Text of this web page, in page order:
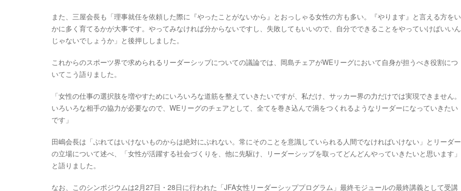
また、三屋会長も「理事就任を依頼した際に『やったことがないから』とおっしゃる女性の方も多い。『やります』と言える方をい
かに多く育てるかが大事です。やってみなければ分からないですし、失敗してもいいので、自分でできることをやっていけばいいん
じゃないでしょうか」と後押ししました。
これからのスポーツ界で求められるリーダーシップについての議論では、岡島チェアがWEリーグにおいて自身が担うべき役割につ
いてこう語りました。
「女性の仕事の選択肢を増やすためにいろいろな道筋を整えていきたいですが、私だけ、サッカー界の力だけでは実現できません。
いろいろな相手の協力が必要なので、WEリーグのチェアとして、全てを巻き込んで渦をつくれるようなリーダーになっていきたい
です」
田嶋会長は「ぶれてはいけないものからは絶対にぶれない。常にそのことを意識していられる人間でなければいけない」とリーダー
の立場について述べ、「女性が活躍する社会づくりを、他に先駆け、リーダーシップを取ってどんどんやっていきたいと思います」
と語りました。
なお、このシンポジウムは2月27日・28日に行われた「JFA女性リーダーシッププログラム」最終モジュールの最終講義として受講